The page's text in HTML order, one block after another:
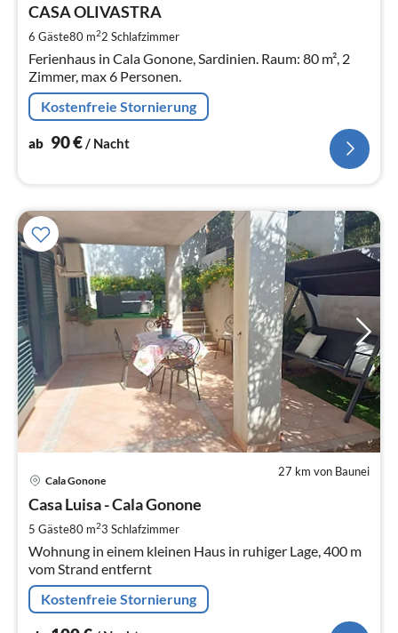
CASA OLIVASTRA
6 Gäste80 m22 Schlafzimmer
Ferienhaus in Cala Gonone, Sardinien. Raum: 80 m², 2
Zimmer, max 6 Personen.
Kostenfreie Stornierung
ab 90€/ Nacht
27 km von Baunei
Cala Gonone
Casa Luisa - Cala Gonone
5 Gäste80 m23 Schlafzimmer
Wohnung in einem kleinen Haus in ruhiger Lage, 400 m
vom Strand entfernt
Kostenfreie Stornierung